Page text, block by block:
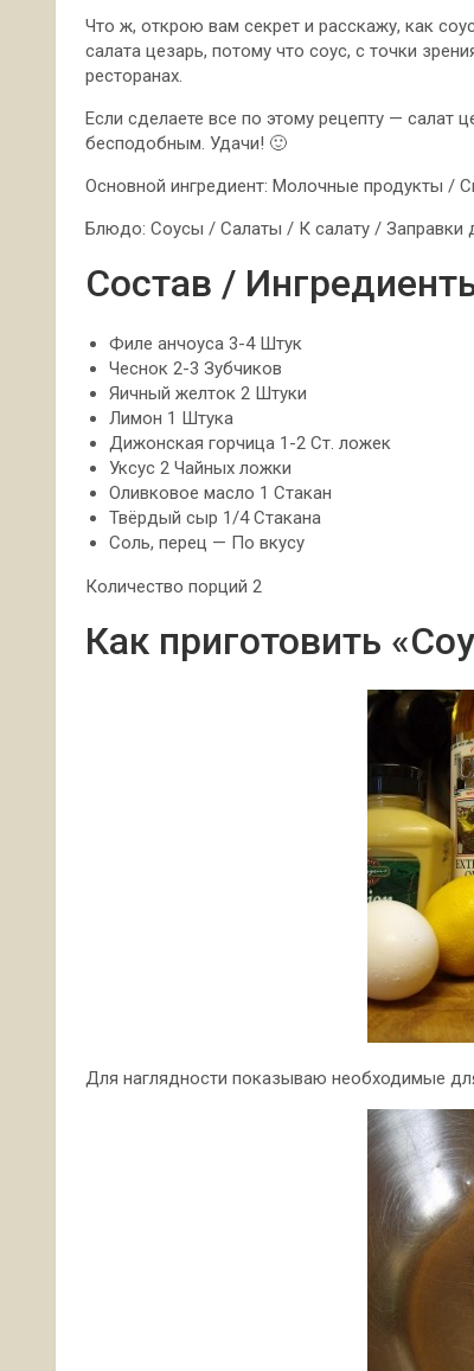
Что ж, открою вам секрет и расскажу, как
салата цезарь, потому что соус, с точки
ресторанах.
Если сделаете все по этому рецепту — салат
бесподобным. Удачи! 🙂
Основной ингредиент: Молочные продукты /
Блюдо: Соусы / Салаты / К салату / Заправки
Состав /
Филе анчоуса 3-4 Штук
Чеснок 2-3 Зубчиков
Яичный желток 2 Штуки
Лимон 1 Штука
Дижонская горчица 1-2 Ст. ложек
Уксус 2 Чайных ложки
Оливковое масло 1 Стакан
Твёрдый сыр 1/4 Стакана
Соль, перец — По вкусу
Количество порций 2
Как приготовить
Для наглядности показываю необходимые